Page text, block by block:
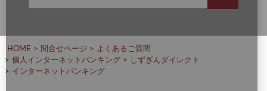
ワ
入
力
し
HOME 問合せページ
よくあるご質問
個人インターネットバンキング
しずぎんダイレクト
インターネットバンキング